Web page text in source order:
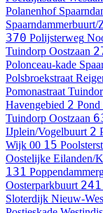
Polanenhof
Spaarndammerbuurt/
370 Polijsterweg
Tuindorp Oostzaan
Polonceau-kade
Polsbroekstraat
Pomonastraat
Havengebied 2 Pond
Tuindorp Oostzaan
IJplein/Vogelbuurt 2
Wijk 00 15
Oostelijke Eilanden/
131
Oosterparkbuurt 241
Sloterdijk Nieuw-